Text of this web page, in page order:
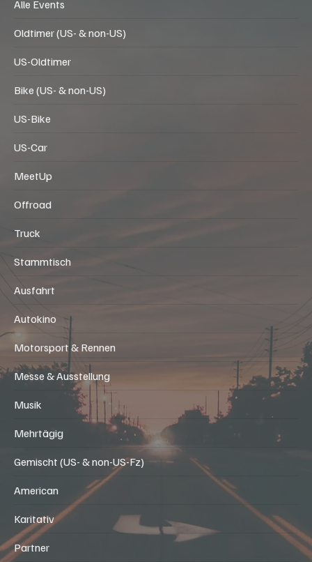
Alle Events
Oldtimer (US- & non-US)
US-Oldtimer
Bike (US- & non-US)
US-Bike
US-Car
MeetUp
Offroad
Truck
Stammtisch
Ausfahrt
Autokino
Motorsport & Rennen
Messe & Ausstellung
Musik
Mehrtägig
Gemischt (US- & non-US-Fz)
American
Karitativ
Partner